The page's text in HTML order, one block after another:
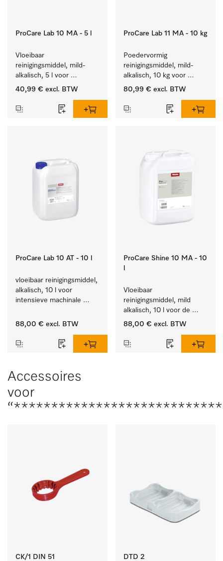
ProCare Lab 10 MA - 5 l
Vloeibaar
reinigingsmiddel, mild-
alkalisch, 5 l voor
materiaalbesparende,
laboratoriumglasw. en -
40,99 € excl. BTW
ProCare Lab 11 MA - 10 kg
Poedervormig
reinigingsmiddel, mild-
alkalisch, 10 kg voor
materiaalbesparende,
laboratoriumglasw. en -
80,99 € excl. BTW
ProCare Lab 10 AT - 10 l
vloeibaar reinigingsmiddel,
alkalisch, 10 l voor
intensieve machinale
laboratoriumglaswerk en -
88,00 € excl. BTW
ProCare Shine 10 MA - 10
Vloeibaar
reinigingsmiddel, mild
alkalisch, 10 l voor de
reiniging van lichte
bestek en glazen.
88,00 € excl. BTW
Accessoires
voor
CK/1 DIN 51 DTD 2